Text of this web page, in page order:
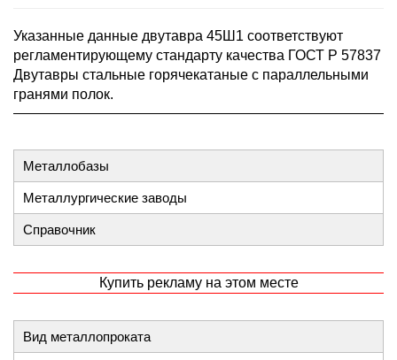
Указанные данные двутавра 45Ш1 соответствуют
регламентирующему стандарту качества ГОСТ Р 57837
Двутавры стальные горячекатаные с параллельными
гранями полок.
Металлобазы
Металлургические заводы
Справочник
Купить рекламу на этом месте
Вид металлопроката